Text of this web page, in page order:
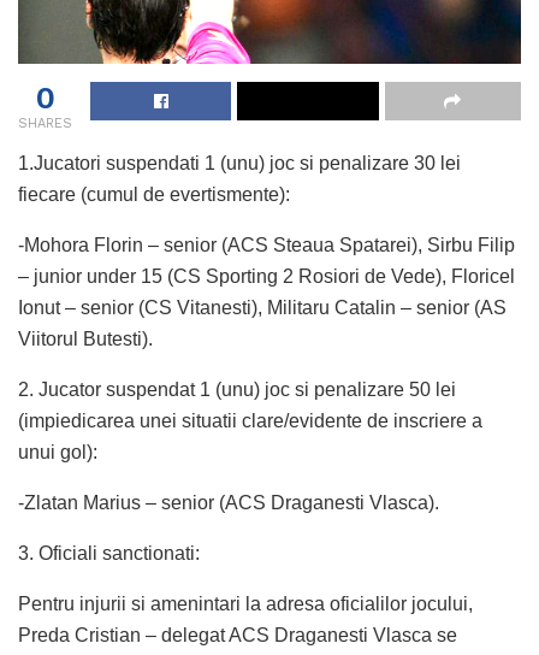
0
SHARES
1.Jucatori suspendati 1 (unu) joc si penalizare 30 lei
fiecare (cumul de evertismente):
-Mohora Florin – senior (ACS Steaua Spatarei), Sirbu Filip
– junior under 15 (CS Sporting 2 Rosiori de Vede), Floricel
Ionut – senior (CS Vitanesti), Militaru Catalin – senior (AS
Viitorul Butesti).
2. Jucator suspendat 1 (unu) joc si penalizare 50 lei
(impiedicarea unei situatii clare/evidente de inscriere a
unui gol):
-Zlatan Marius – senior (ACS Draganesti Vlasca).
3. Oficiali sanctionati:
Pentru injurii si amenintari la adresa oficialilor jocului,
Preda Cristian – delegat ACS Draganesti Vlasca se